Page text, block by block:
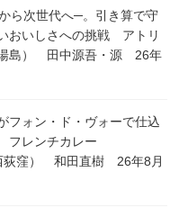
ら次世代へ─。引き算で守
おいしさへの挑戦 アトリ
島） 田中源吾・源 26年
フォン・ド・ヴォーで仕込
フレンチカレー
荻窪） 和田直樹 26年8月